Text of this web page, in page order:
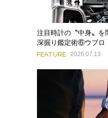
注目時計の〝中身〟を
深掘り鑑定術⑥ウブロ
FEATURE 2026.07.13